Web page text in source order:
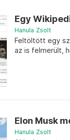
Egy
Hanula Zsolt
Feltöltött egy
az is felmerült,
Elon Musk
Hanula Zsolt